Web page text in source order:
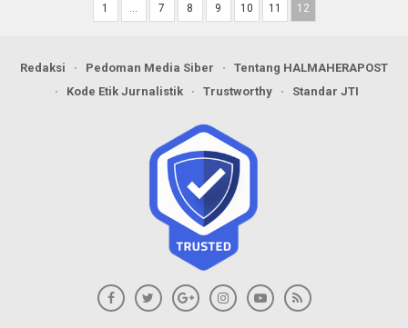
1 … 7 8 9 10 11 12
Redaksi Pedoman Media Siber
Tentang HALMAHERAPOST
Kode Etik Jurnalistik
Trustworthy Standar JTI